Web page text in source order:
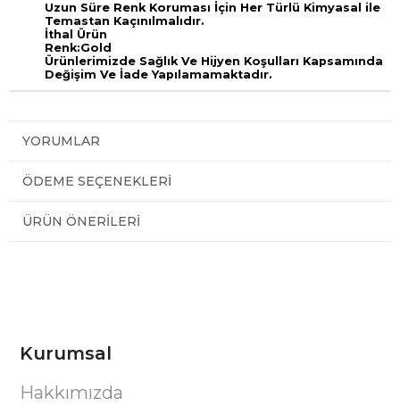
Uzun Süre Renk Koruması İçin Her Türlü Kimyasal ile
Temastan Kaçınılmalıdır.
İthal Ürün
Renk:Gold
Ürünlerimizde Sağlık Ve Hijyen Koşulları Kapsamında
Değişim Ve İade Yapılamamaktadır.
YORUMLAR
ÖDEME SEÇENEKLERI
ÜRÜN ÖNERILERI
Kurumsal
Hakkımızda